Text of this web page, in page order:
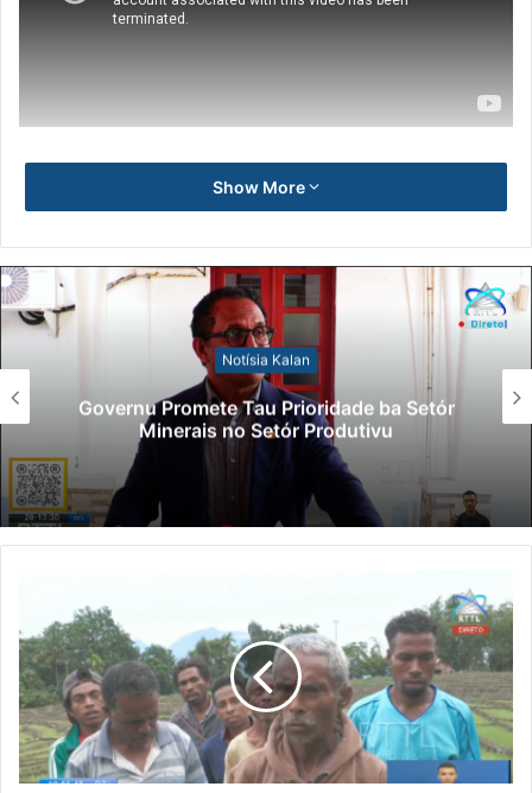
Show More
Notísia Kalan
Governu Promete Tau Prioridade ba Setór
Minerais no Setór Produtivu